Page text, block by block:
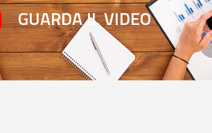
GUARDA IL VIDEO